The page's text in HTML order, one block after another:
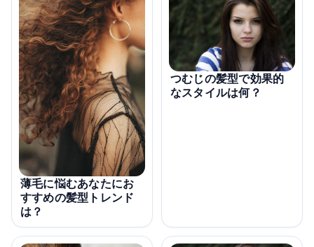
薄毛に悩むあなたにお
すすめの髪型トレンド
は？
つむじの髪型で効果的
なスタイルは何？